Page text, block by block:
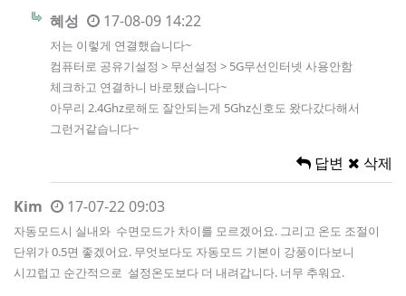
혜성 17-08-09 14:22
저는 이렇게 연결했습니다~
컴퓨터로 공유기설정 > 무선설정 > 5G무선인터넷 사용안함
체크하고 연결하니 바로됐습니다~
아무리 2.4Ghz로해도 잘안되는게 5Ghz신호도 왔다갔다해서
그런거같습니다~
답변 삭제
Kim 17-07-22 09:03
자동모드시 실내와 수면모드가 차이를 모르겠어요. 그리고 온도 조절이
단위가 0.5면 좋겠어요. 무엇보다도 자동모드 기본이 강풍이다보니
시끄럽고 순간적으로 설정온도보다 더 내려갑니다. 너무 추워요.